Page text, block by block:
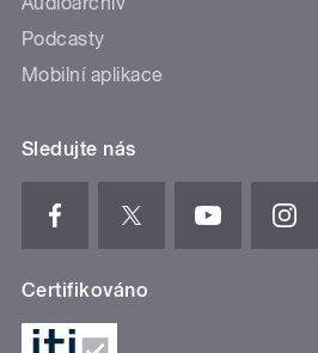
Podcasty
Mobilní aplikace
Sledujte nás
Certifikováno